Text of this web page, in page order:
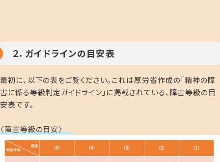
２．ガイドラインの目安表
最初に、以下の表をご覧ください。これは厚労省作成の「精神の障
害に係る等級判定ガイドライン」に掲載されている、障害等級の目
安表です。
〈障害等級の目安〉